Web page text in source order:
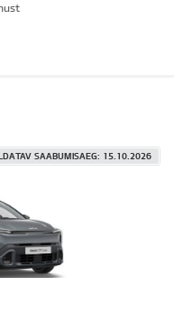
SAABUMISAEG: 15.10.2026